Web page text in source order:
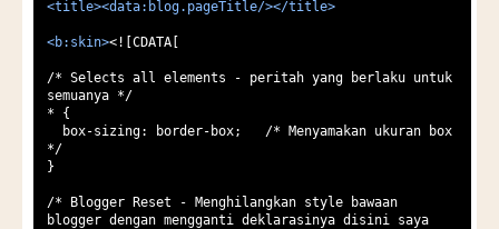
<title><data:blog.pageTitle/></title>
<b:skin><![CDATA[
/* Selects all elements - peritah yang berlaku untuk
semuanya */
* {
*/
}
/* Blogger Reset - Menghilangkan style bawaan
blogger dengan mengganti deklarasinya disini saya